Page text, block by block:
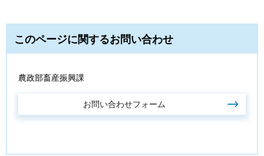
このページに関するお問い合わせ
農政部畜産振興課